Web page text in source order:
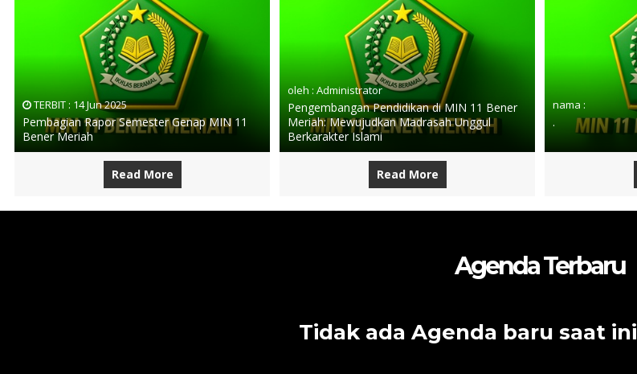
TERBIT : 14 Jun 2025
Pembagian Rapor Semester Genap MIN 11
Bener Meriah
Read More
oleh : Administrator
Pengembangan Pendidikan di MIN 11 Bener
Meriah: Mewujudkan Madrasah Unggul
Berkarakter Islami
Read More
nama :
.
Agenda Terbaru
Tidak ada Agenda baru saat ini